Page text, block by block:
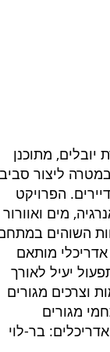
מתוכנן
ליצור
הפרויקט
מים ואוורור
השוהים
אדריכלי מותאם
יעיל לאורך
וצרכים מגורים
מגורים
בר-לוי